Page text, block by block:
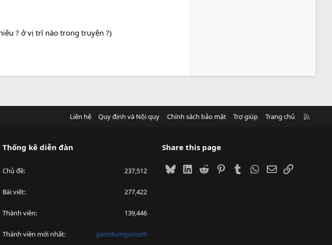
? ở vị trí nào trong truyện ?)
Liên hệ Quy định và Nội quy Chính sách bảo mật Trợ giúp Trang chủ
Thống kê diễn đàn
Chủ đề 237,512
Bài viết 277,422
Thành viên 139,446
Thành viên mới nhất gamdomguncel9
Share this page
BlueskyLinkedIn
Reddit PinterestTumblrWhatsApp
EmailLink